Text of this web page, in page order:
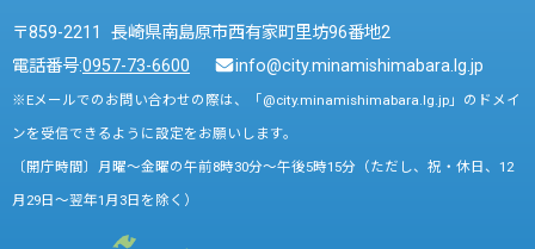
〒859-2211 長崎県南島原市西有家町里坊96番地2
電話番号:0957-73-6600 info@city.minamishimabara.lg.jp
※Eメールでのお問い合わせの際は、「@city.minamishimabara.lg.jp」のドメイ
ンを受信できるように設定をお願いします。
〔開庁時間〕月曜～金曜の午前8時30分～午後5時15分（ただし、祝・休日、12
月29日～翌年1月3日を除く）